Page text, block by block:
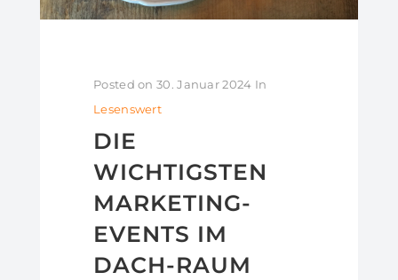
Posted on 30. Januar 2024 In
Lesenswert
DIE
WICHTIGSTEN
MARKETING-
EVENTS IM
DACH-RAUM